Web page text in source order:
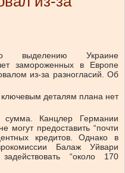
выделению Украине
замороженных в Европе
из-за разногласий. Об
деталям плана нет
Канцлер Германии
могут предоставить “почти
кредитов. Однако в
Балаж Уйвари
“около 170